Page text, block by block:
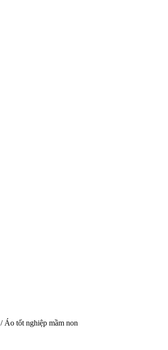
/ Áo tốt nghiệp mầm non